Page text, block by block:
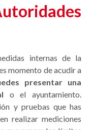
internas de la
momento de acudir a
presentar una
o el ayuntamiento.
y pruebas que has
realizar mediciones